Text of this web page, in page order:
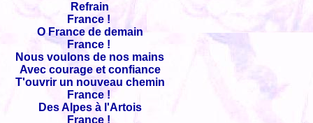
Refrain
France !
O France de demain
France !
Nous voulons de nos mains
Avec courage et confiance
T'ouvrir un nouveau chemin
France !
Des Alpes à l'Artois
France !